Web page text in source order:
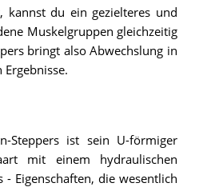
kannst du ein gezielteres und
Muskelgruppen gleichzeitig
bringt also Abwechslung in
Steppers ist sein U-förmiger
mit einem hydraulischen
Eigenschaften, die wesentlich